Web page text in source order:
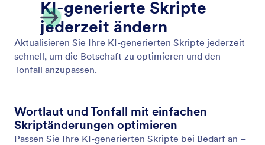
KI-generierte Skripte
jederzeit ändern
Aktualisieren Sie Ihre KI-generierten Skripte jederzeit
schnell, um die Botschaft zu optimieren und den
Tonfall anzupassen.
Wortlaut und Tonfall mit einfachen
Skriptänderungen optimieren
Passen Sie Ihre KI-generierten Skripte bei Bedarf an –